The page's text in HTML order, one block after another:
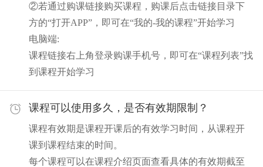
②若通过购课链接购买课程，购课后点击链接目录下
方的“打开APP”，即可在“我的-我的课程”开始学习
电脑端:
课程链接右上角登录购课手机号，即可在“课程列表”找
到课程开始学习
课程可以使用多久，是否有效期限制？
课程有效期是课程开课后的有效学习时间，从课程开
课到课程结束的时间。
每个课程可以在课程介绍页面查看具体的有效期截至